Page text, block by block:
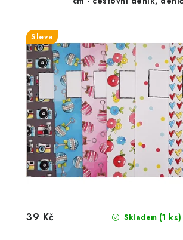
Sleva
Skladem (1 ks)
39 Kč